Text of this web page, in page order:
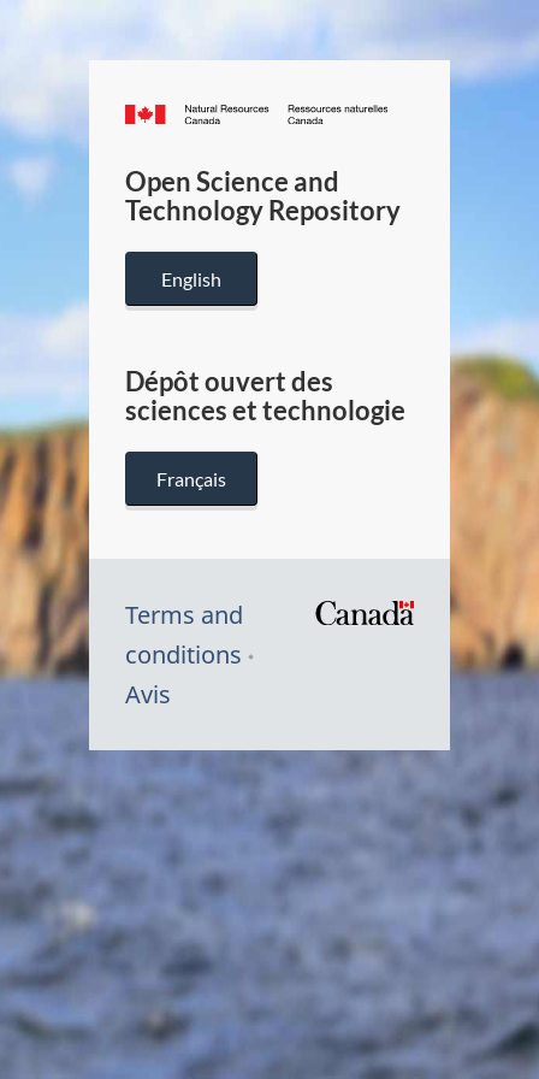
Canada.ca
/
Canada
Open Science and
Technology Repository
English
Dépôt ouvert des
sciences et technologie
Français
Terms and
conditions
Avis
Symbole
Canada